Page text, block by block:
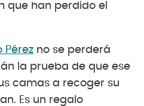
que han perdido el
Pérez no se perderá
la prueba de que ese
camas a recoger su
Es un regalo